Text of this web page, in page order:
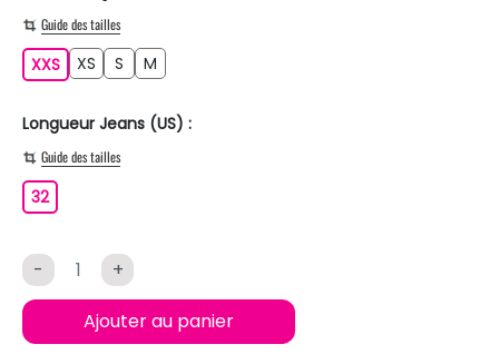
Guide des tailles
XXSXXSXS S M
Longueur Jeans (US) :
Guide des tailles
3232
- +
Ajouter au panier